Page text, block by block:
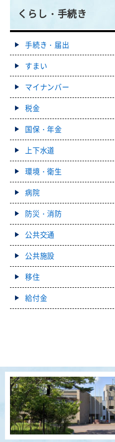
くらし・手続き
手続き・届出
すまい
マイナンバー
税金
国保・年金
上下水道
環境・衛生
病院
防災・消防
公共交通
公共施設
移住
給付金